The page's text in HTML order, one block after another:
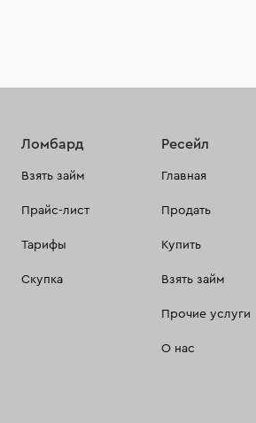
Ломбард
Взять займ
Прайс-лист
Тарифы
Скупка
Ресейл
Главная
Продать
Купить
Взять займ
Прочие услуги
О нас